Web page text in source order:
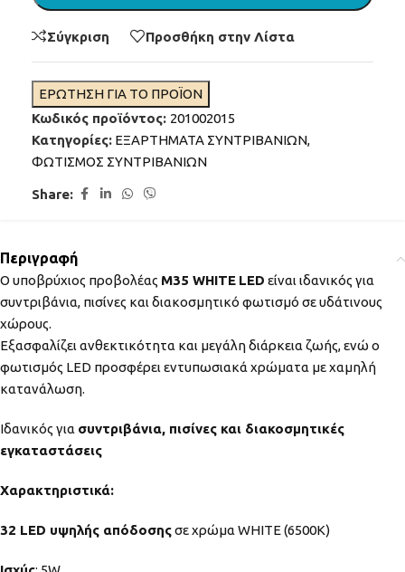
Σύγκριση Προσθήκη στην Λίστα
ΕΡΩΤΗΣΗ ΓΙΑ ΤΟ ΠΡΟΪΟΝ
Κωδικός προϊόντος: 201002015
Κατηγορίες: ΕΞΑΡΤΗΜΑΤΑ ΣΥΝΤΡΙΒΑΝΙΩΝ,
ΦΩΤΙΣΜΟΣ ΣΥΝΤΡΙΒΑΝΙΩΝ
Share:
Περιγραφή
Ο υποβρύχιος προβολέας M35 WHITE LED είναι ιδανικός για
συντριβάνια, πισίνες και διακοσμητικό φωτισμό σε υδάτινους
χώρους.
Εξασφαλίζει ανθεκτικότητα και μεγάλη διάρκεια ζωής, ενώ ο
φωτισμός LED προσφέρει εντυπωσιακά χρώματα με χαμηλή
κατανάλωση.
Ιδανικός για συντριβάνια, πισίνες και διακοσμητικές
εγκαταστάσεις
Χαρακτηριστικά:
32 LED υψηλής απόδοσηςσε χρώμα WHITE (6500K)